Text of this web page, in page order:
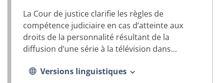
un
nouvel
onglet)
La Cour de justice clarifie les règles de
compétence judiciaire en cas d’atteinte aux
droits de la personnalité résultant de la
diffusion d’une série à la télévision dans
Versions linguistiques